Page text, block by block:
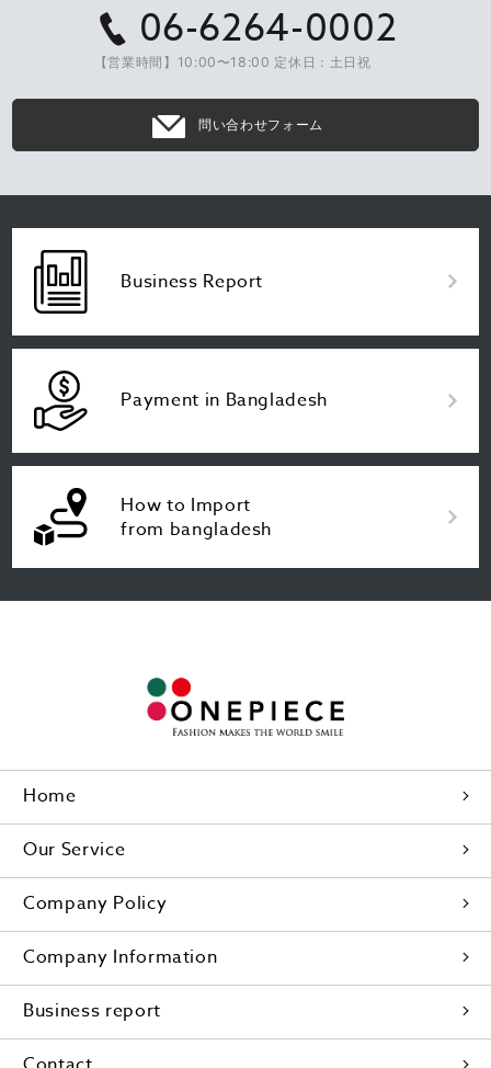
06-6264-0002
【営業時間】10:00〜18:00 定休日：土日祝
問い合わせフォーム
Business Report
Payment in Bangladesh
How to Import
from bangladesh
Home
Our Service
Company Policy
Company Information
Business report